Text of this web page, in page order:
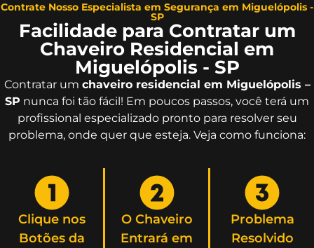
Contrate Nosso Especialista em Segurança em Miguelópolis -
SP
Facilidade para Contratar um
Chaveiro Residencial em
Miguelópolis - SP
Contratar um chaveiro residencial em Miguelópolis –
SP nunca foi tão fácil! Em poucos passos, você terá um
profissional especializado pronto para resolver seu
problema, onde quer que esteja. Veja como funciona:
Clique nos
Botões da
O Chaveiro
Entrará em
Problema
Resolvido